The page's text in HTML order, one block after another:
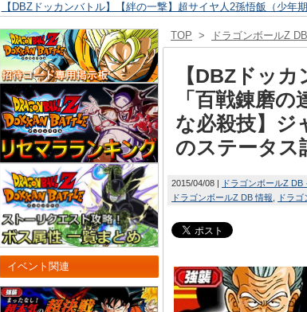
【DBZドッカンバトル】【絆の一撃】超サイヤ人2孫悟飯（少年
【DBZドッカンバトル】【抗い続ける精神力】人造人間18号【
【DBZドッカンバトル】【技巧とひらめき】クリリン【UR】LV
【DBZドッカンバトル】【新たに得た好機】人造人間16号【UR
イベント関連
TOP > ドラゴンボールZ
【DBZドッ
「百戦錬磨
な必殺技】ジ
のステータス
2015/04/08 ドラゴンボールZ DB
ドラゴンボールZ DB 情報
ドラ